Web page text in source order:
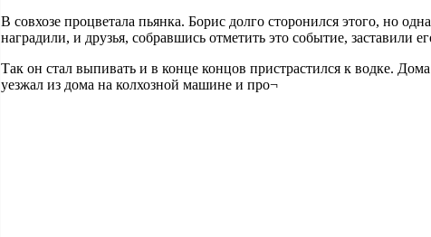
В совхозе процветала пьянка. Борис долго сторонился этого, но
наградили, и друзья, собравшись отметить это событие, заставили
Так он стал выпивать и в конце концов пристрастился к водке.
уезжал из дома на колхозной машине и про¬